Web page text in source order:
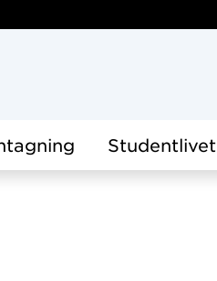
Studentlivet